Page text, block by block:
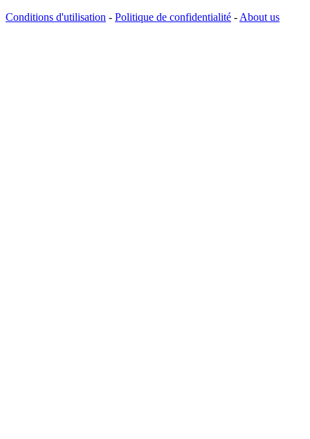
Conditions d'utilisation - Politique de confidentialité - About us